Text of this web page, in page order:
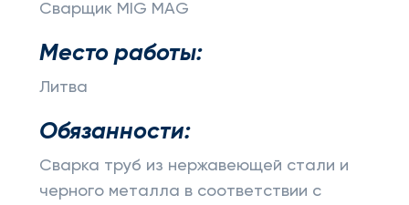
Сварщик MIG MAG
Место работы:
Литва
Обязанности:
Сварка труб из нержавеющей стали и
черного металла в соответствии с